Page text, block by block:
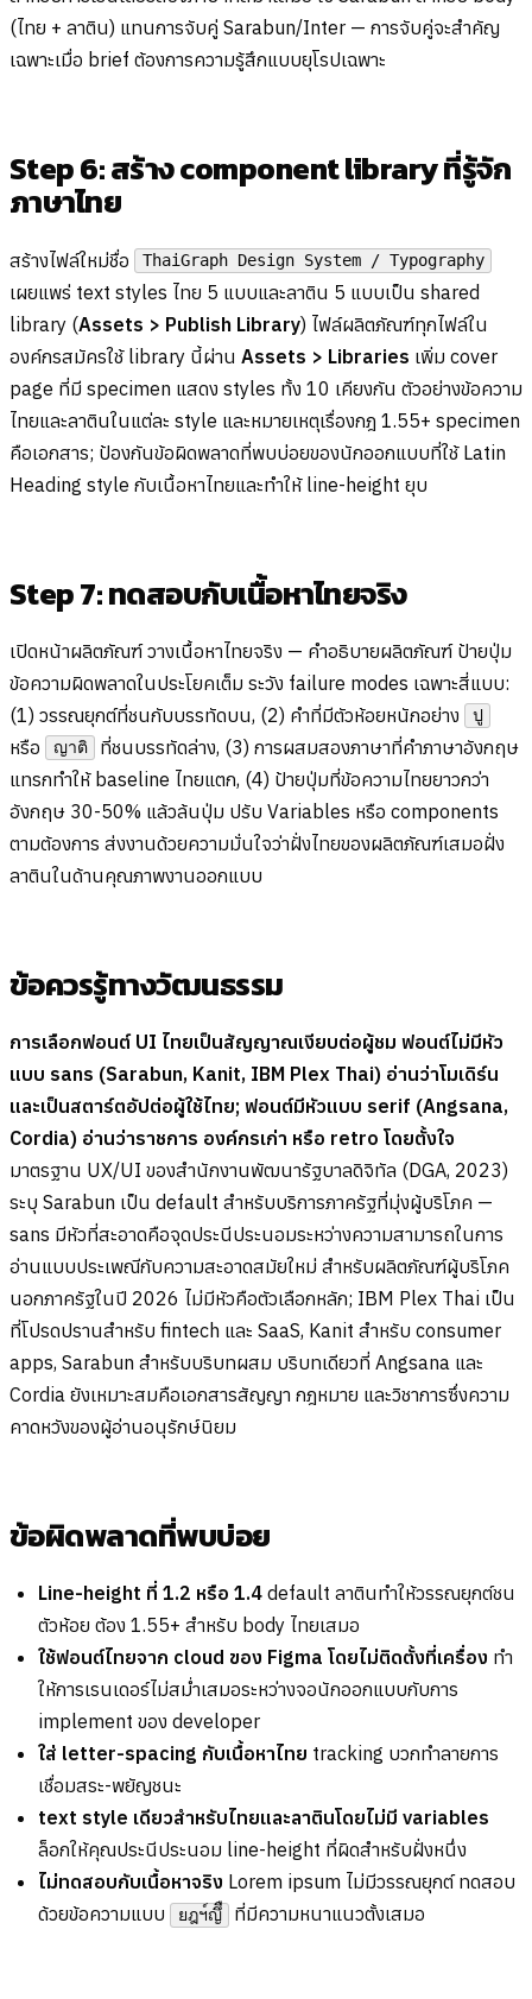
(ไทย + ลาติน) แทนการจับคู่ Sarabun/Inter — การจับคู่จะสำคัญ
เฉพาะเมื่อ brief ต้องการความรู้สึกแบบยุโรปเฉพาะ
Step 6: สร้าง component library ที่รู้จัก
ภาษาไทย
สร้างไฟล์ใหม่ชื่อ ThaiGraph Design System / Typography
เผยแพร่ text styles ไทย 5 แบบและลาติน 5 แบบเป็น shared
library (Assets > Publish Library) ไฟล์ผลิตภัณฑ์ทุกไฟล์ใน
องค์กรสมัครใช้ library นี้ผ่าน Assets > Libraries เพิ่ม cover
page ที่มี specimen แสดง styles ทั้ง 10 เคียงกัน ตัวอย่างข้อความ
ไทยและลาตินในแต่ละ style และหมายเหตุเรื่องกฎ 1.55+ specimen
คือเอกสาร; ป้องกันข้อผิดพลาดที่พบบ่อยของนักออกแบบที่ใช้ Latin
Heading style กับเนื้อหาไทยและทำให้ line-height ยุบ
Step 7: ทดสอบกับเนื้อหาไทยจริง
เปิดหน้าผลิตภัณฑ์ วางเนื้อหาไทยจริง — คำอธิบายผลิตภัณฑ์ ป้ายปุ่ม
ข้อความผิดพลาดในประโยคเต็ม ระวัง failure modes เฉพาะสี่แบบ:
(1) วรรณยุกต์ที่ชนกับบรรทัดบน, (2) คำที่มีตัวห้อยหนักอย่าง
ปู
หรือ ญาติ
ที่ชนบรรทัดล่าง, (3) การผสมสองภาษาที่คำภาษาอังกฤษ
แทรกทำให้ baseline ไทยแตก, (4) ป้ายปุ่มที่ข้อความไทยยาวกว่า
อังกฤษ 30-50% แล้วล้นปุ่ม ปรับ Variables หรือ components
ตามต้องการ ส่งงานด้วยความมั่นใจว่าฝั่งไทยของผลิตภัณฑ์เสมอฝั่ง
ลาตินในด้านคุณภาพงานออกแบบ
ข้อควรรู้ทางวัฒนธรรม
การเลือกฟอนต์ UI ไทยเป็นสัญญาณเงียบต่อผู้ชม ฟอนต์ไม่มีหัว
แบบ sans (Sarabun, Kanit, IBM Plex Thai) อ่านว่าโมเดิร์น
และเป็นสตาร์ตอัปต่อผู้ใช้ไทย; ฟอนต์มีหัวแบบ serif (Angsana,
Cordia) อ่านว่าราชการ องค์กรเก่า หรือ retro โดยตั้งใจ
มาตรฐาน UX/UI ของสำนักงานพัฒนารัฐบาลดิจิทัล (DGA, 2023)
ระบุ Sarabun เป็น default สำหรับบริการภาครัฐที่มุ่งผู้บริโภค —
sans มีหัวที่สะอาดคือจุดประนีประนอมระหว่างความสามารถในการ
อ่านแบบประเพณีกับความสะอาดสมัยใหม่ สำหรับผลิตภัณฑ์ผู้บริโภค
นอกภาครัฐในปี 2026 ไม่มีหัวคือตัวเลือกหลัก; IBM Plex Thai เป็น
ที่โปรดปรานสำหรับ fintech และ SaaS, Kanit สำหรับ consumer
apps, Sarabun สำหรับบริบทผสม บริบทเดียวที่ Angsana และ
Cordia ยังเหมาะสมคือเอกสารสัญญา กฎหมาย และวิชาการซึ่งความ
คาดหวังของผู้อ่านอนุรักษ์นิยม
ข้อผิดพลาดที่พบบ่อย
Line-height ที่ 1.2 หรือ 1.4 default ลาตินทำให้วรรณยุกต์ชน
ตัวห้อย ต้อง 1.55+ สำหรับ body ไทยเสมอ
ใช้ฟอนต์ไทยจาก cloud ของ Figma โดยไม่ติดตั้งที่เครื่อง ทำ
ให้การเรนเดอร์ไม่สม่ำเสมอระหว่างจอนักออกแบบกับการ
implement ของ developer
ใส่ letter-spacing กับเนื้อหาไทย tracking บวกทำลายการ
เชื่อมสระ-พยัญชนะ
text style เดียวสำหรับไทยและลาตินโดยไม่มี variables
ล็อกให้คุณประนีประนอม line-height ที่ผิดสำหรับฝั่งหนึ่ง
ไม่ทดสอบกับเนื้อหาจริง Lorem ipsum ไม่มีวรรณยุกต์ ทดสอบ
ด้วยข้อความแบบ
ยฎฯ์ญึื ที่มีความหนาแนวตั้งเสมอ